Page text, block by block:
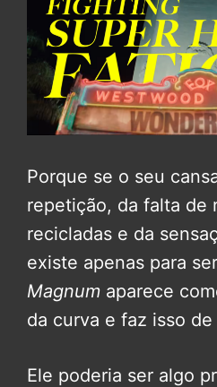
Porque se o seu
repetição, da falta de
recicladas e da
existe apenas para
Magnum aparece
da curva e faz isso
Ele poderia ser algo